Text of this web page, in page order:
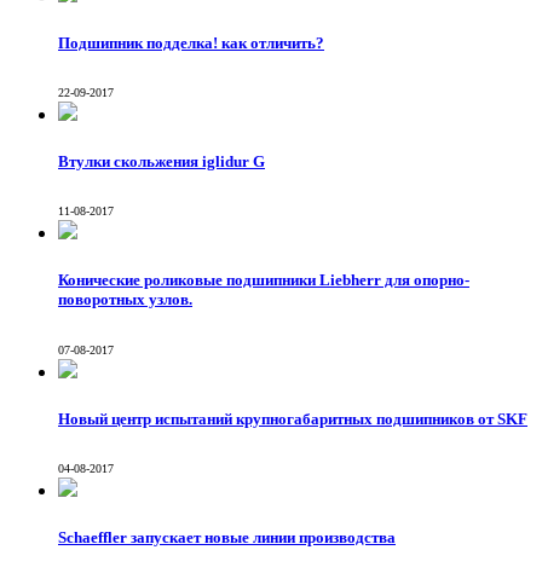
Подшипник подделка! как отличить?
22-09-2017
Втулки скольжения iglidur G
11-08-2017
Конические роликовые подшипники Liebherr для опорно-
поворотных узлов.
07-08-2017
Новый центр испытаний крупногабаритных подшипников от SKF
04-08-2017
Schaeffler запускает новые линии производства